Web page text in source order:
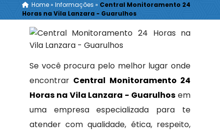
Home» Informações » Central Monitoramento 24
Horas na Vila Lanzara - Guarulhos
Se você procura pelo melhor lugar onde
encontrar Central Monitoramento 24
Horas na Vila Lanzara - Guarulhos em
uma empresa especializada para te
atender com qualidade, ética, respeito,